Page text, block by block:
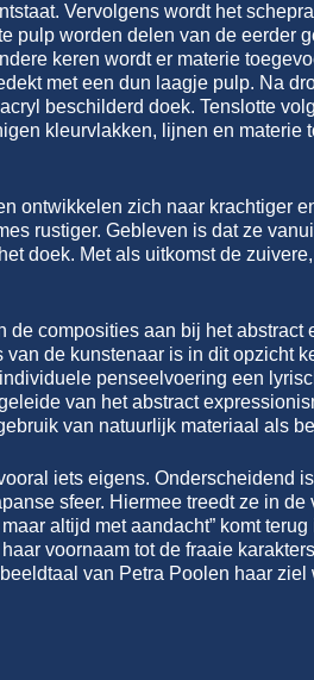
Vervolgens wordt het
pulp worden delen van de eerder
keren wordt er materie
met een dun laagje pulp. Na
beschilderd doek. Tenslotte
kleurvlakken, lijnen en
ontwikkelen zich naar krachtiger
rustiger. Gebleven is dat ze
doek. Met als uitkomst de
de composities aan bij het
de kunstenaar is in dit opzicht
penseelvoering een
van het abstract
van natuurlijk materiaal als
iets eigens. Onderscheidend
sfeer. Hiermee treedt ze in
altijd met aandacht” komt
voornaam tot de fraaie
van Petra Poolen haar ziel